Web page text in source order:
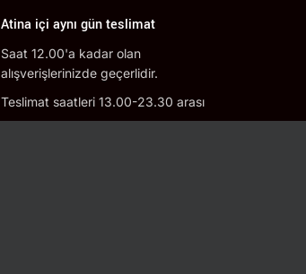
Atina içi aynı gün teslimat
Saat 12.00'a kadar olan
alışverişlerinizde geçerlidir.
Teslimat saatleri 13.00-23.30 arası